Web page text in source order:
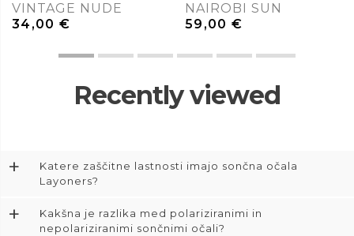
VINTAGE NUDE
34,00€
NAIROBI SUN
59,00€
Recently viewed
+
Katere zaščitne lastnosti imajo sončna očala
Layoners?
+
Kakšna je razlika med polariziranimi in
nepolariziranimi sončnimi očali?